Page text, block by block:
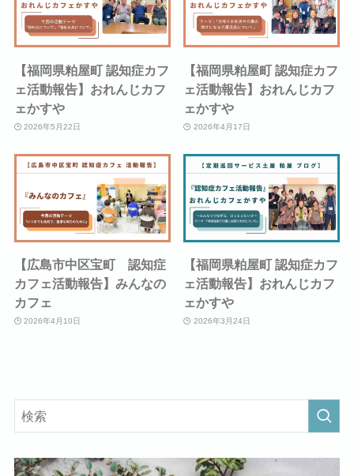
【福岡県粕屋町 認知症カフ
ェ活動報告】おれんじカフ
ェかすや
2026年5月22日
【福岡県粕屋町 認知症カフ
ェ活動報告】おれんじカフ
ェかすや
2026年4月17日
【広島市中区宝町 認知症
カフェ活動報告】みんなの
カフェ
2026年4月10日
【福岡県粕屋町 認知症カフ
ェ活動報告】おれんじカフ
ェかすや
2026年3月24日